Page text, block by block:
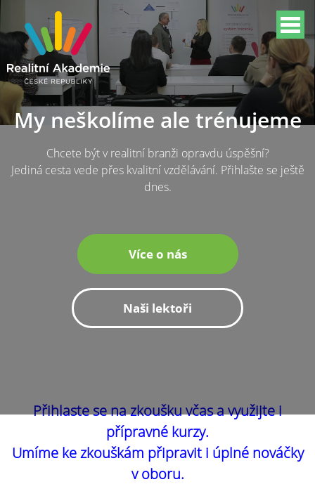
My neškolíme ale trénujeme
Chcete být v realitní branži opravdu úspěšní?
Jediná cesta vede přes kvalitní vzdělávání. Přihlašte se ještě
dnes.
Více o nás
Naši lektoři
Přihlaste se na zkoušku včas a využijte i
přípravné kurzy.
Umíme ke zkouškám připravit i úplné nováčky
v oboru.